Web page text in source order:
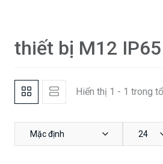
thiết bị M12 IP65
Hiển thị 1 - 1 trong
Mặc định 24